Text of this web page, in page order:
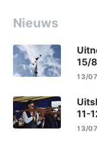
Nieuws
15/
13/
11-
13/